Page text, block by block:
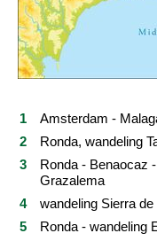
Amsterdam -
Ronda, wandeling
Ronda - Benaocaz
Grazalema
wandeling Sierra
Ronda - wandeling